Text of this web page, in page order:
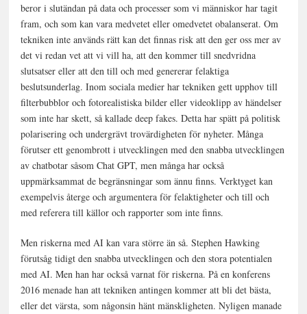
beror i slutändan på data och processer som vi människor har tagit
fram, och som kan vara medvetet eller omedvetet obalanserat. Om
tekniken inte används rätt kan det finnas risk att den ger oss mer av
det vi redan vet att vi vill ha, att den kommer till snedvridna
slutsatser eller att den till och med genererar felaktiga
beslutsunderlag. Inom sociala medier har tekniken gett upphov till
filterbubblor och fotorealistiska bilder eller videoklipp av händelser
som inte har skett, så kallade deep fakes. Detta har spätt på politisk
polarisering och undergrävt trovärdigheten för nyheter. Många
förutser ett genombrott i utvecklingen med den snabba utvecklingen
av chatbotar såsom Chat GPT, men många har också
uppmärksammat de begränsningar som ännu finns. Verktyget kan
exempelvis återge och argumentera för felaktigheter och till och
med referera till källor och rapporter som inte finns.
Men riskerna med AI kan vara större än så. Stephen Hawking
förutsåg tidigt den snabba utvecklingen och den stora potentialen
med AI. Men han har också varnat för riskerna. På en konferens
2016 menade han att tekniken antingen kommer att bli det bästa,
eller det värsta, som någonsin hänt mänskligheten. Nyligen manade